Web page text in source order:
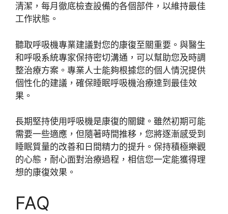
清潔，每月徹底檢查設備的各個部件，以維持最佳
工作狀態。
聽取呼吸機專業建議對您的康復至關重要。與醫生
和呼吸系統專家保持密切溝通，可以幫助您及時調
整治療方案。專業人士能夠根據您的個人情況提供
個性化的建議，確保睡眠呼吸機治療達到最佳效
果。
長期堅持使用呼吸機是康復的關鍵。雖然初期可能
需要一些適應，但隨著時間推移，您將逐漸感受到
睡眠質量的改善和日間精力的提升。保持積極樂觀
的心態，耐心面對治療過程，相信您一定能獲得理
想的康復效果。
FAQ